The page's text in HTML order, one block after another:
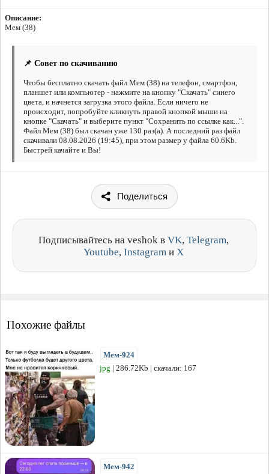
Описание:
Мем (38)
📌 Совет по скачиванию
Чтобы бесплатно скачать файл Мем (38) на телефон, смартфон,
планшет или компьютер - нажмите на кнопку "Скачать" синего
цвета, и начнется загрузка этого файла. Если ничего не
происходит, попробуйте кликнуть правой кнопкой мыши на
кнопке "Скачать" и выберите пункт "Сохранить по ссылке как...".
Файл Мем (38) был скачан уже 130 раз(а). А последний раз файл
скачивали 08.08.2026 (19:45), при этом размер у файла 60.6Kb.
Быстрей качайте и Вы!
Поделиться
Подписывайтесь на veshok в VK, Telegram,
Youtube, Instagram и X
Похожие файлы
Мем-924
jpg | 286.72Kb | скачали: 167
Мем-942